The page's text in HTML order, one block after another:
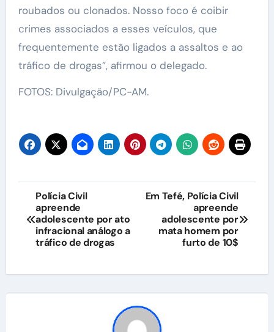
roubados ou clonados. Nosso foco é coibir
crimes associados a esses veículos, que
frequentemente estão ligados a assaltos e ao
tráfico de drogas”, afirmou o delegado.
FOTOS: Divulgação/PC-AM.
Navegação
de
Post
Polícia Civil
apreende
adolescente por ato
infracional análogo a
tráfico de drogas
Em Tefé, Polícia Civil
apreende
adolescente por
mata homem por
furto de 10$